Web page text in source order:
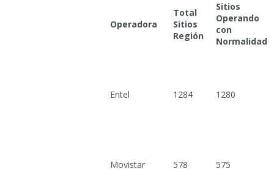
Operadora
Total
Sitios
Región
Sitios
Operando
con
Normalidad
Entel 1284 1280
Movistar 578 575